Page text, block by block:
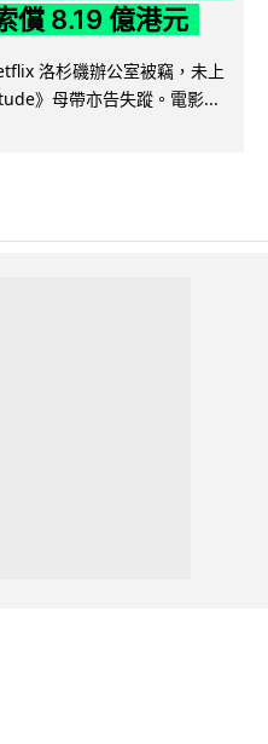
償 8.19 億港元
洛杉磯辦公室被竊，未上
》母帶亦告失蹤。電影...